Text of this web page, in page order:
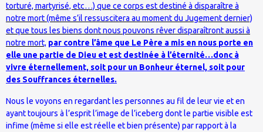
torturé, martyrisé, etc…) que ce corps est destiné à disparaître à
notre mort (même s’il ressuscitera au moment du Jugement dernier)
et que tous les biens dont nous pouvons rêver disparaîtront aussi à
notre mort, par contre l’âme que Le Père a mis en nous porte en
elle une partie de Dieu et est destinée à l’éternité…donc à
vivre éternellement, soit pour un Bonheur éternel, soit pour
des Souffrances éternelles.
Nous le voyons en regardant les personnes au fil de leur vie et en
ayant toujours à l’esprit l’image de l’iceberg dont le partie visible est
infime (même si elle est réelle et bien présente) par rapport à la